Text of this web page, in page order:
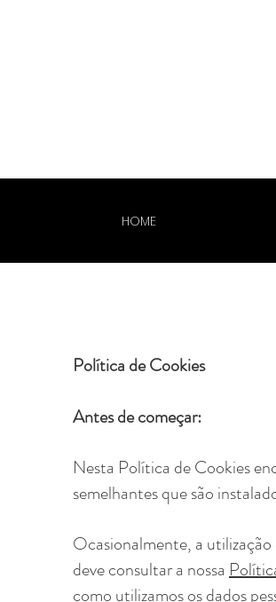
HOME
Política de Cookies
Antes de começar:
Nesta Política de Cookies
semelhantes que são
Ocasionalmente, a
deve consultar a nossa
como utilizamos os dados